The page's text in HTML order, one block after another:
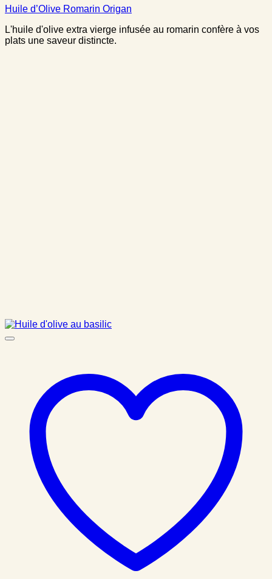
Huile d’Olive Romarin Origan
L'huile d'olive extra vierge infusée au romarin confère à vos
plats une saveur distincte.